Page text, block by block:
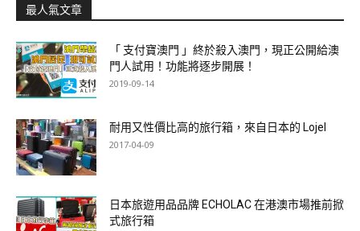
最人氣文章
「 支付寶澳門 」終於殺入澳門，現正公開給澳
門人試用！功能將逐步開展！
2019-09-14
耐用又性價比高的旅行箱，來自日本的 Lojel
2017-04-09
日本旅遊用品品牌 ECHOLAC 在港澳市場推前掀
式旅行箱